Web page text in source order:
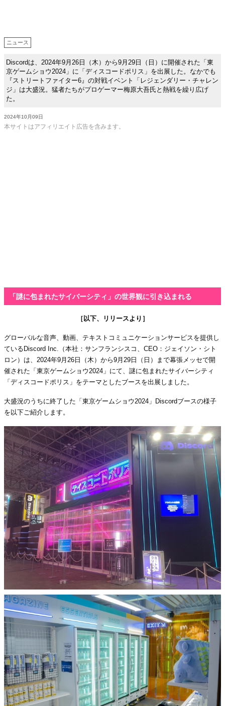
ニュース
Discordは、2024年9月26日（木）から9月29日（日）に開催された「東
京ゲームショウ2024」に「ディスコードポリス」を出展した。なかでも
『ストリートファイター6』の対戦イベント「レジェンダリー・チャレン
ジ」は大盛況。猛者たちがプロゲーマー梅原大吾氏と熱戦を繰り広げ
た。
2024年10月09日
本サイトはアフィリエイト広告を含みます。
「謎に包まれたサイバーシティ」の世界観に引き込まれる
［以下、リリースより］
グローバルな音声、動画、テキストコミュニケーションサービスを提供し
ているDiscord Inc.（本社：サンフランシスコ、CEO：ジェイソン・シト
ロン）は、2024年9月26日（木）から9月29日（日）まで幕張メッセで開
催された「東京ゲームショウ2024」にて、謎に包まれたサイバーシティ
「ディスコードポリス」をテーマとしたブースを出展しました。
大盛況のうちに終了した「東京ゲームショウ2024」Discordブースの様子
を以下ご紹介します。